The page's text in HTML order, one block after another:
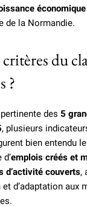
de la Normandie.
du
?
des 5
, plusieurs
bien entendu le
emplois créés et
d’activité couverts,
d’adaptation aux